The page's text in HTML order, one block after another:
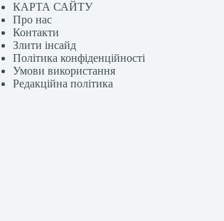
КАРТА САЙТУ
Про нас
Контакти
Злити інсайд
Політика конфіденційності
Умови використання
Редакційна політика